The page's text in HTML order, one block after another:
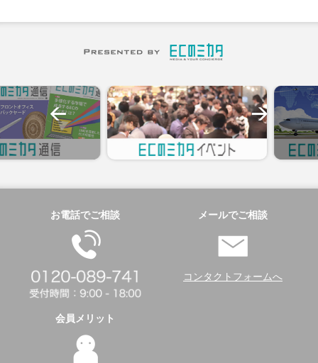
お電話でご相談 メールでご相談
コンタクトフォームへ
会員メリット